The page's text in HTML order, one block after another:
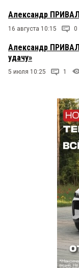
Александр
16 августа 10:15 0
Александр
удачу»
5 июля 10:25 1